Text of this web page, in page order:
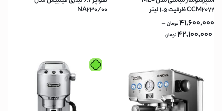
CCM2072 ظرفیت ۱.۵ لیتر
41,600,000تومان –
42,100,000تومان
NA230/00